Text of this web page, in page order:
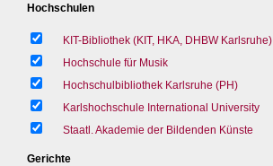
Hochschulen
KIT-Bibliothek (KIT, HKA, DHBW Karlsruhe)
Hochschule für Musik
Hochschulbibliothek Karlsruhe (PH)
Karlshochschule International University
Staatl. Akademie der Bildenden Künste
Gerichte